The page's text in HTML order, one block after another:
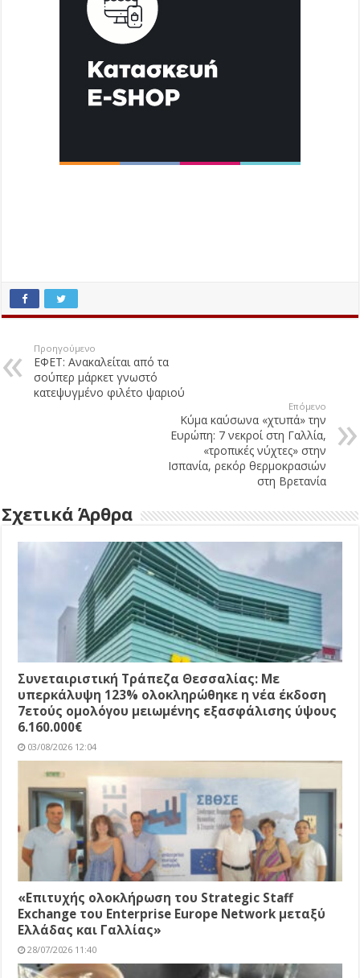
Προηγούμενο
ΕΦΕΤ: Ανακαλείται από τα
σούπερ μάρκετ γνωστό
κατεψυγμένο φιλέτο ψαριού
Επόμενο
Κύμα καύσωνα «χτυπά» την
Ευρώπη: 7 νεκροί στη Γαλλία,
«τροπικές νύχτες» στην
Ισπανία, ρεκόρ θερμοκρασιών
στη Βρετανία
Σχετικά Άρθρα
Συνεταιριστική Τράπεζα Θεσσαλίας: Με
υπερκάλυψη 123% ολοκληρώθηκε η νέα έκδοση
7ετούς ομολόγου μειωμένης εξασφάλισης ύψους
6.160.000€
03/08/2026 12:04
«Επιτυχής ολοκλήρωση του Strategic Staff
Exchange του Enterprise Europe Network μεταξύ
Ελλάδας και Γαλλίας»
28/07/2026 11:40